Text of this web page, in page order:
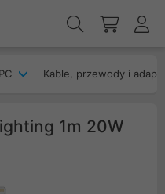
Kable, przewody i
1m 20W